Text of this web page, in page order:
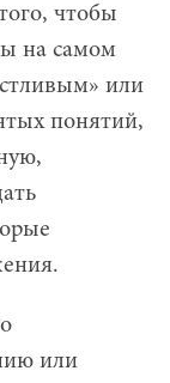
чтобы
на самом
или
понятий,
или